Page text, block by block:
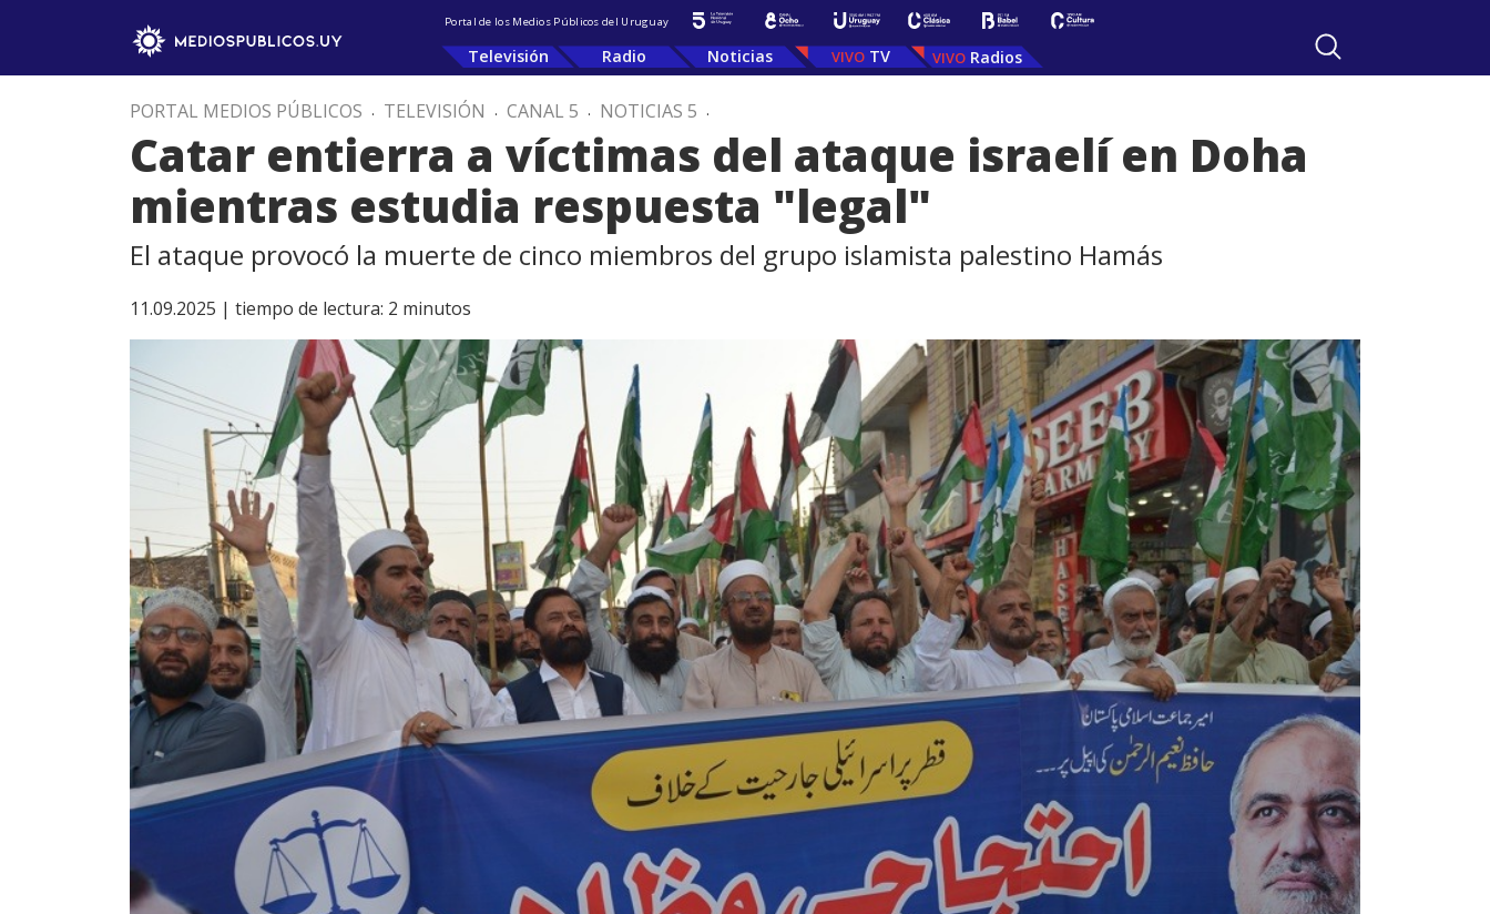
Portal de los Medios Públicos del Uruguay
Televisión Radio Noticias TV Radios
PORTAL MEDIOS PÚBLICOS . TELEVISIÓN . CANAL 5 . NOTICIAS 5 .
Catar entierra a víctimas del ataque israelí en Doha
mientras estudia respuesta "legal"
El ataque provocó la muerte de cinco miembros del grupo islamista palestino Hamás
11.09.2025 | tiempo de lectura: 2 minutos